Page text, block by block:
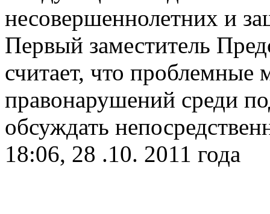
несовершеннолетних и
Первый заместитель
считает, что
правонарушений среди
обсуждать
18:06, 28 .10. 2011 года